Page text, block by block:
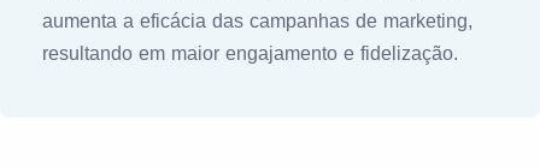
aumenta a eficácia das campanhas de marketing,
resultando em maior engajamento e fidelização.